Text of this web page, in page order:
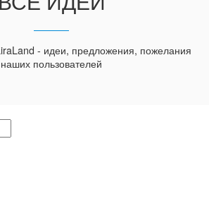
- идеи, предложения, пожелания
наших пользователей